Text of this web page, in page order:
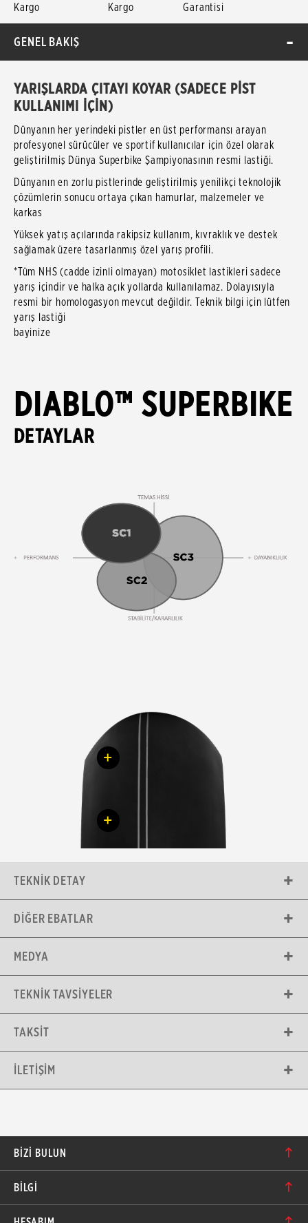
Kargo
Kargo
Garantisi
GENEL BAKIŞ
YARIŞLARDA ÇITAYI KOYAR (SADECE PİST
KULLANIMI İÇİN)
Dünyanın her yerindeki pistler en üst performansı arayan
profesyonel sürücüler ve sportif kullanıcılar için özel olarak
geliştirilmiş Dünya Superbike Şampiyonasının resmi lastiği.
Dünyanın en zorlu pistlerinde geliştirilmiş yenilikçi teknolojik
çözümlerin sonucu ortaya çıkan hamurlar, malzemeler ve
karkas
Yüksek yatış açılarında rakipsiz kullanım, kıvraklık ve destek
sağlamak üzere tasarlanmış özel yarış profili.
*Tüm NHS (cadde izinli olmayan) motosiklet lastikleri sadece
yarış içindir ve halka açık yollarda kullanılamaz. Dolayısıyla
resmi bir homologasyon mevcut değildir. Teknik bilgi için lütfen
yarış lastiği
bayinize
DIABLO™ SUPERBIKE
DETAYLAR
+
+
TEKNIK DETAY
DIĞER EBATLAR
MEDYA
TEKNIK TAVSIYELER
TAKSIT
İLETIŞIM
BIZI BULUN
bilgi@motolastik.com
BİLGİ